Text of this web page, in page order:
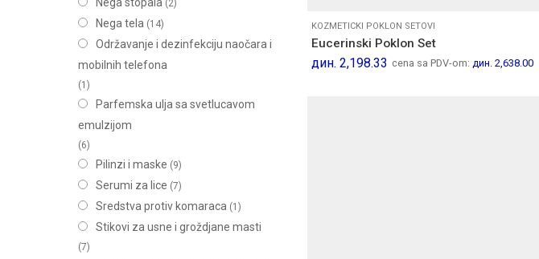
KOZMETICKI POKLON SETOVI
Eucerinski Poklon Set
дин. 2,198.33 cena sa PDV-om: дин. 2,638.00
(2)
Nega tela (14)
Održavanje i dezinfekciju naočara i
mobilnih telefona
(1)
Parfemska ulja sa svetlucavom
emulzijom
(6)
Pilinzi i maske (9)
Serumi za lice (7)
Sredstva protiv komaraca (1)
Stikovi za usne i groždjane masti
(7)